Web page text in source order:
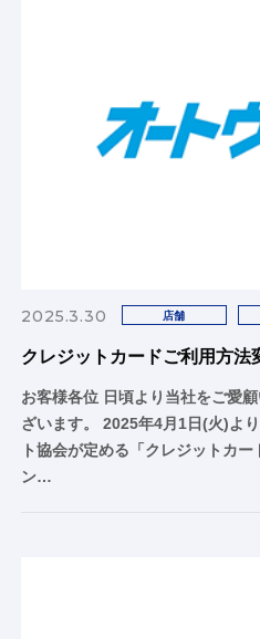
2025.3.30 店舗
クレジットカードご利用方法
お客様各位 日頃より当社をご愛
ざいます。 2025年4月1日(火)よ
ト協会が定める「クレジットカ
ン…